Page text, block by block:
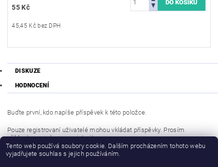
55 Kč
45,45 Kč bez DPH
DISKUZE
HODNOCENÍ
Buďte první, kdo napíše příspěvek k této položce.
Pouze registrovaní uživatelé mohou vkládat příspěvky. Prosím
přihlaste senebo seregistrujte.
Buďte první, kdo napíše příspěvek k této položce.
Tento web používá soubory cookie. Dalším procházením tohoto webu
vyjadřujete souhlas s jejich používáním.